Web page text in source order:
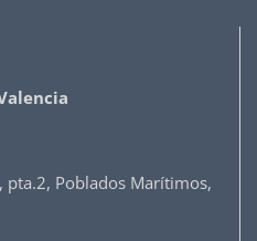
pta.2, Poblados Marítimos,